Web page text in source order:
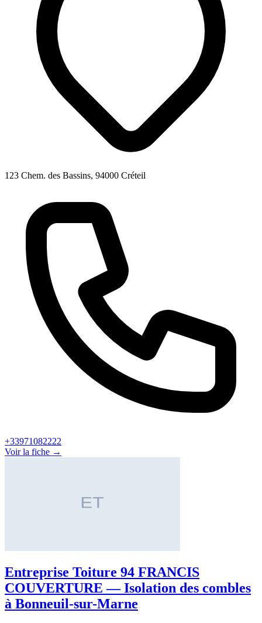
123 Chem. des Bassins, 94000 Créteil
+33971082222
Voir la fiche →
Entreprise Toiture 94 FRANCIS
COUVERTURE — Isolation des combles
à Bonneuil-sur-Marne